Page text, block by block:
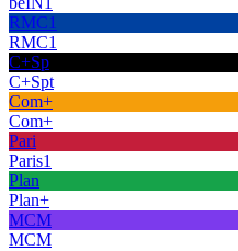
RMC1
RMC1
C+Sp
C+Spt
Com+
Com+
Pari
Paris1
Plan
Plan+
MCM
MCM